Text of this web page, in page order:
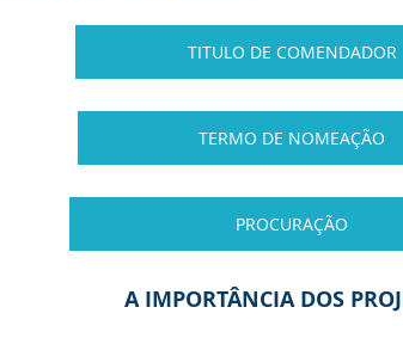
TITULO DE COMENDADOR
TERMO DE NOMEAÇÃO
PROCURAÇÃO
A IMPORTÂNCIA DOS